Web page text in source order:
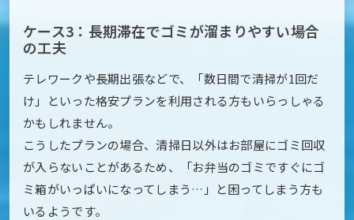
ケース3：長期滞在でゴミが溜まりやすい場合
の工夫
テレワークや長期出張などで、「数日間で清掃が1回だ
け」といった格安プランを利用される方もいらっしゃる
かもしれません。
こうしたプランの場合、清掃日以外はお部屋にゴミ回収
が入らないことがあるため、「お弁当のゴミですぐにゴ
ミ箱がいっぱいになってしまう…」と困ってしまう方も
いるようです。